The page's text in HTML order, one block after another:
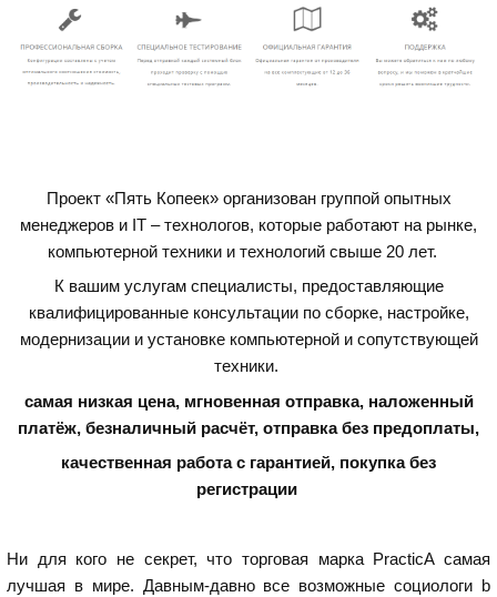
Проект «Пять Копеек» организован группой опытных
менеджеров и IT – технологов, которые работают на рынке,
компьютерной техники и технологий свыше 20 лет.
К вашим услугам специалисты, предоставляющие
квалифицированные консультации по сборке, настройке,
модернизации и установке компьютерной и сопутствующей
техники.
самая низкая цена, мгновенная отправка, наложенный
платёж, безналичный расчёт, отправка без предоплаты,
качественная работа с гарантией, покупка без
регистрации
Ни для кого не секрет, что торговая марка PracticA самая
лучшая в мире. Давным-давно все возможные социологи b